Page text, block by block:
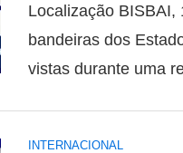
Localização
bandeiras dos
vistas durante uma
INTERNACIONAL